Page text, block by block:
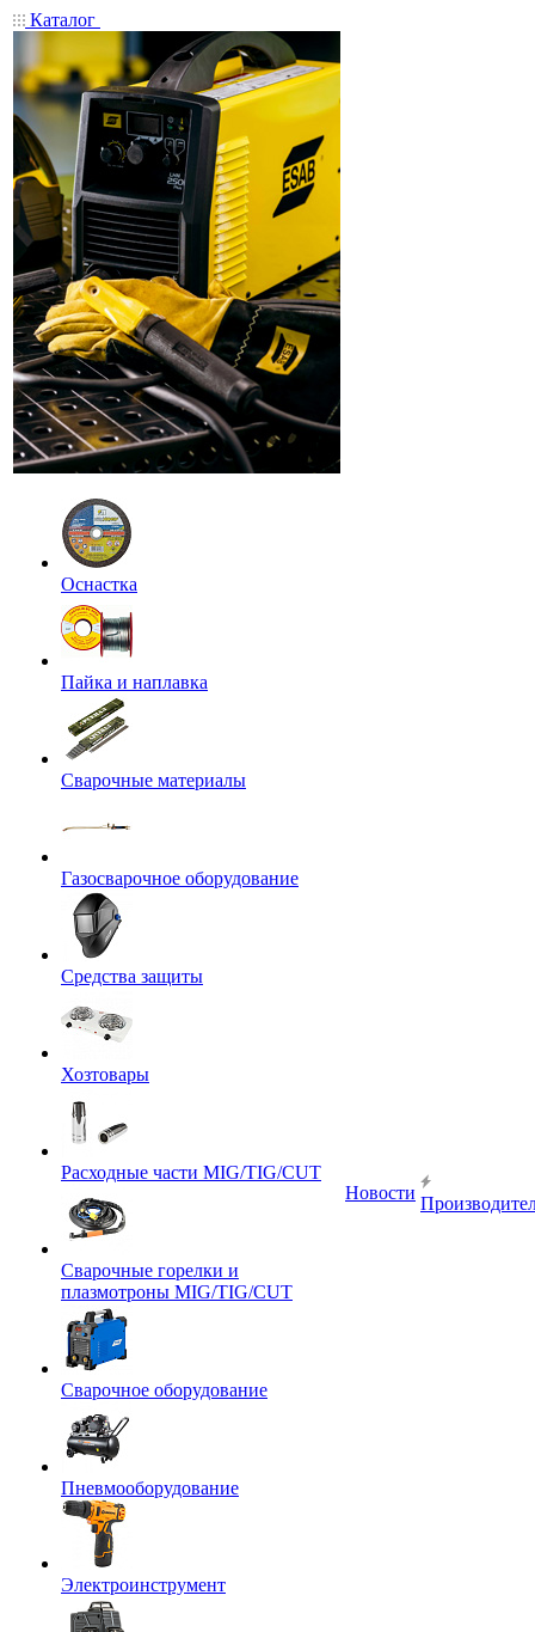
Каталог
Оснастка
Пайка и наплавка
Сварочные материалы
Газосварочное оборудование
Средства защиты
Хозтовары
Расходные части MIG/TIG/CUT
Сварочные горелки и
плазмотроны MIG/TIG/CUT
Сварочное оборудование
Пневмооборудование
Электроинструмент
Новости